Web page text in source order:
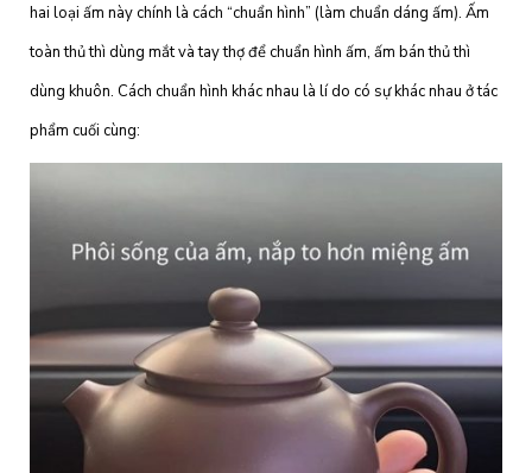
hai loại ấm này chính là cách “chuẩn hình” (làm chuẩn dáng ấm). Ấm
toàn thủ thì dùng mắt và tay thợ để chuẩn hình ấm, ấm bán thủ thì
dùng khuôn. Cách chuẩn hình khác nhau là lí do có sự khác nhau ở tác
phẩm cuối cùng: